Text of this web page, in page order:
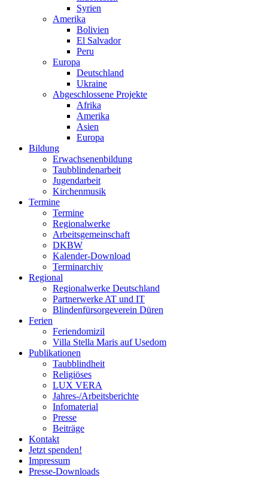
Syrien
Amerika
Bolivien
El Salvador
Peru
Europa
Deutschland
Ukraine
Abgeschlossene Projekte
Afrika
Amerika
Asien
Europa
Bildung
Erwachsenenbildung
Taubblindenarbeit
Jugendarbeit
Kirchenmusik
Termine
Termine
Regionalwerke
Arbeitsgemeinschaft
DKBW
Kalender-Download
Terminarchiv
Regional
Regionalwerke Deutschland
Partnerwerke AT und IT
Blindenfürsorgeverein Düren
Ferien
Feriendomizil
Villa Stella Maris auf Usedom
Publikationen
Taubblindheit
Religiöses
LUX VERA
Jahres-/​Arbeitsberichte
Infomaterial
Presse
Beiträge
Kontakt
Jetzt spenden!
Impressum
Presse-Downloads